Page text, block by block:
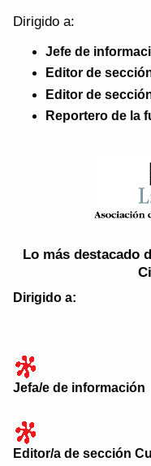
Dirigido a:
Jefe de
Editor de
Editor de
Reportero de la
Lo más destacado
Dirigido a:
Jefa/e de información
Editor/a de sección